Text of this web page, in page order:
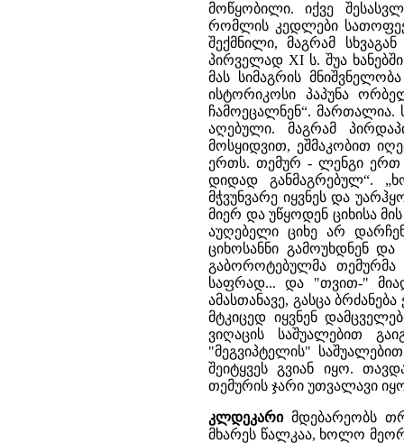
მოწყობილი. იქვე
რომლის კედლები
შექმნილი, მაგრამ
პირველად XI ს. შუა
მას სიმაგრის
ისტორიკოსი პაპუნა
ჩამოეცალნენ“. მართალია.
აღებული. მაგრამ
მოსყიდვით, ეშმაკობით
ერთს. თემურ - ლენგი ერთ
დიდად განმაგრებულ“.
მჭვუნვარე იყვნეს და
მიერ და უწყოდენ ციხისა
აუღებელი ციხე არ
ციხოსანნი გამოუხდნენ
გაბოროტებულმა
საფრად... და "თვით-"
ამასთანავე, გასცა
მტკიცედ იყვნენ
ვიღაცის საშუალებით
"მეგვიპტელის"
შეიტყვეს გვიან იყო.
თემურის ჯარი უთვალავი
კლდეკარიმდებარეობს
მხარეს წალკაა, ხოლო